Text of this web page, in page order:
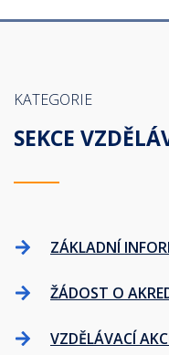
KATEGORIE
SEKCE
ZÁKLADNÍ
ŽÁDOST O
VZDĚLÁVACÍ